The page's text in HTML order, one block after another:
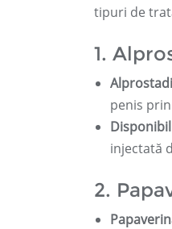
tipuri de
1.
penis
injectată
2.